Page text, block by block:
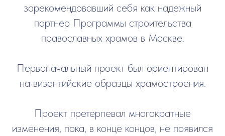
зарекомендовавший себя как надежный
партнер Программы строительства
православных храмов в Москве.
Первоначальный проект был ориентирован
на византийские образцы храмостроения.
Проект претерпевал многократные
изменения, пока, в конце концов, не появился